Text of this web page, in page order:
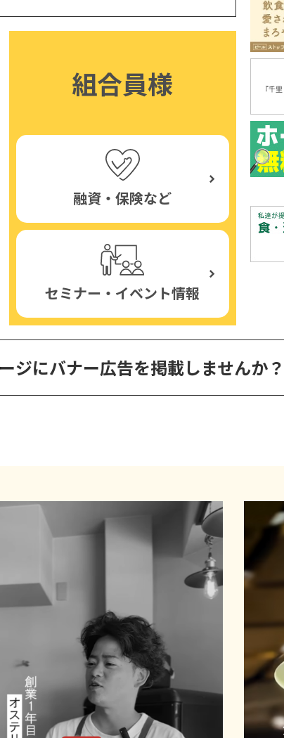
組合員様
融資・保険など
セミナー・イベント情報
ジにバナー広告を掲載しませんか？